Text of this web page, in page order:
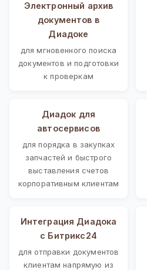
Электронный архив
документов в
Диадоке
для мгновенного поиска
документов и подготовки
к проверкам
Диадок для
автосервисов
для порядка в закупках
запчастей и быстрого
выставления счетов
корпоративным клиентам
Интеграция Диадока
с Битрикс24
для отправки документов
клиентам напрямую из